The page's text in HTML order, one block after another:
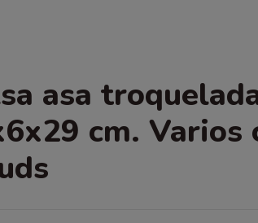
asa
cm. Varios